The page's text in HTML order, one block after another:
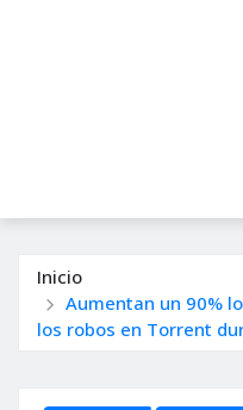
Inicio
Aumentan un 90%
los robos en Torrent